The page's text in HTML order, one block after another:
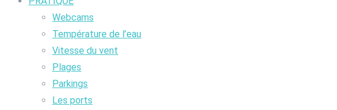
Webcams
Température de l’eau
Vitesse du vent
Plages
Parkings
Les ports